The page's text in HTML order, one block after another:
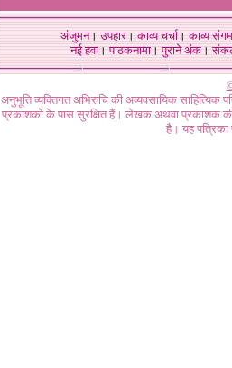
अंजुमन।उपहार।काव्य चर्चा।काव्य संगम
नई हवा। पाठकनामा। पुराने अंक।
अनुभूति व्यक्तिगत अभिरुचि की अव्यवसायिक
प्रकाशकों के पास सुरक्षित हैं। लेखक अथवा प्रकाशक की
है। यह पत्रिका